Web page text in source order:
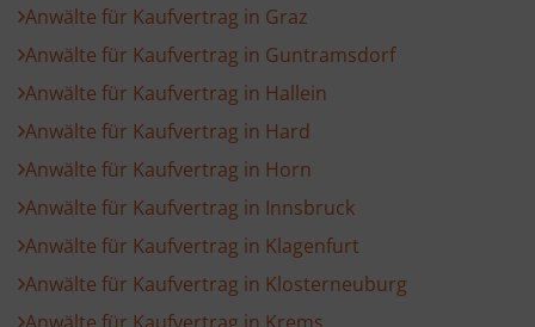
Anwälte für Kaufvertrag in Graz
Anwälte für Kaufvertrag in Guntramsdorf
Anwälte für Kaufvertrag in Hallein
Anwälte für Kaufvertrag in Hard
Anwälte für Kaufvertrag in Horn
Anwälte für Kaufvertrag in Innsbruck
Anwälte für Kaufvertrag in Klagenfurt
Anwälte für Kaufvertrag in Klosterneuburg